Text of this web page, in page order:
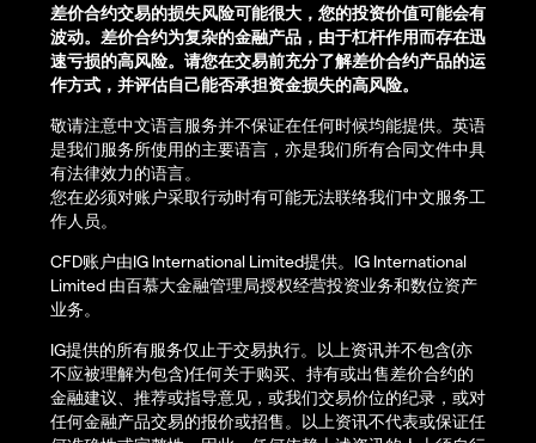
差价合约交易的损失风险可能很大，您的投资价值可能会有
波动。差价合约为复杂的金融产品，由于杠杆作用而存在迅
速亏损的高风险。请您在交易前充分了解差价合约产品的运
作方式，并评估自己能否承担资金损失的高风险。
敬请注意中文语言服务并不保证在任何时候均能提供。英语
是我们服务所使用的主要语言，亦是我们所有合同文件中具
有法律效力的语言。
您在必须对账户采取行动时有可能无法联络我们中文服务工
作人员。
CFD账户由IG International Limited提供。IG International
Limited 由百慕大金融管理局授权经营投资业务和数位资产
业务。
IG提供的所有服务仅止于交易执行。以上资讯并不包含(亦
不应被理解为包含)任何关于购买、持有或出售差价合约的
金融建议、推荐或指导意见，或我们交易价位的纪录，或对
任何金融产品交易的报价或招售。以上资讯不代表或保证任